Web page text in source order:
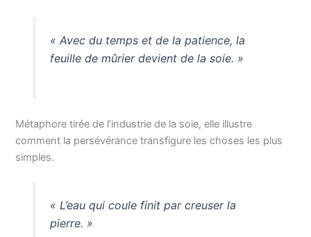
« Avec du temps et de la patience, la
feuille de mûrier devient de la soie. »
Métaphore tirée de l’industrie de la soie, elle illustre
comment la persévérance transfigure les choses les plus
simples.
« L’eau qui coule finit par creuser la
pierre. »